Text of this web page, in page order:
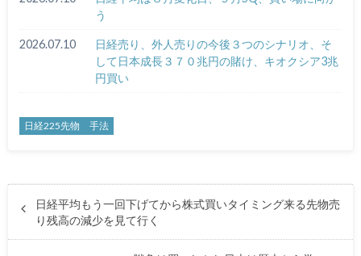
う
2026.07.10
日経売り、外人売りの今後３つのシナリオ、そ
して日本成長３７０兆円の賭け、キオクシア3兆
円買い
日経225先物 手法
日経平均もう一回下げてから株式買いタイミング来る先物売
り残高の減少を見て行く